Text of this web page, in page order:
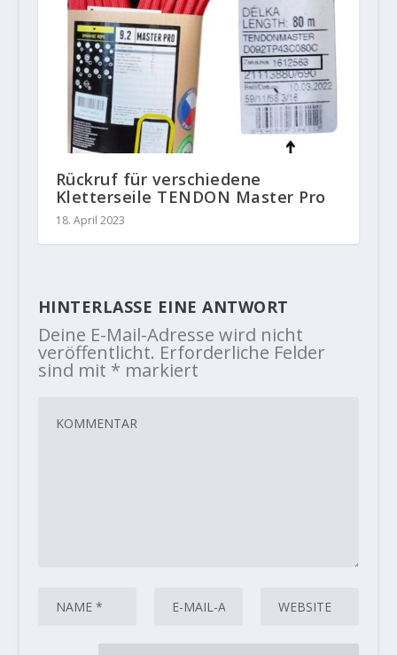
Rückruf für verschiedene
Kletterseile TENDON Master Pro
18. April 2023
HINTERLASSE EINE ANTWORT
Deine E-Mail-Adresse wird nicht
veröffentlicht. Erforderliche Felder
sind mit * markiert